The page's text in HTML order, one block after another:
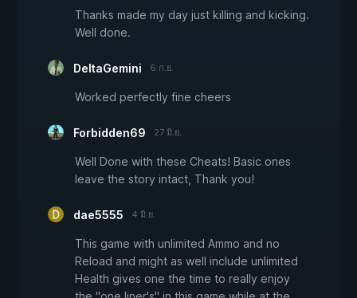
Thanks made my day just killing and kicking.
Well done.
DeltaGemini 6 ก.ย.
Worked perfectly fine cheers
Forbidden69 27 มิ.ย.
Well Done with these Cheats! Basic ones
leave the story intact, Thank you!
dae5555 4 มิ.ย.
This game with unlimited Ammo and no
Reload and might as well include unlimited
Health gives one the time to really enjoy